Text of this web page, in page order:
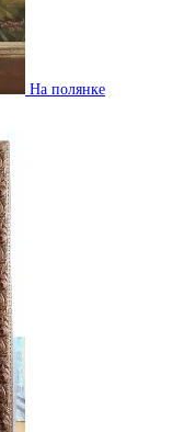
На полянке